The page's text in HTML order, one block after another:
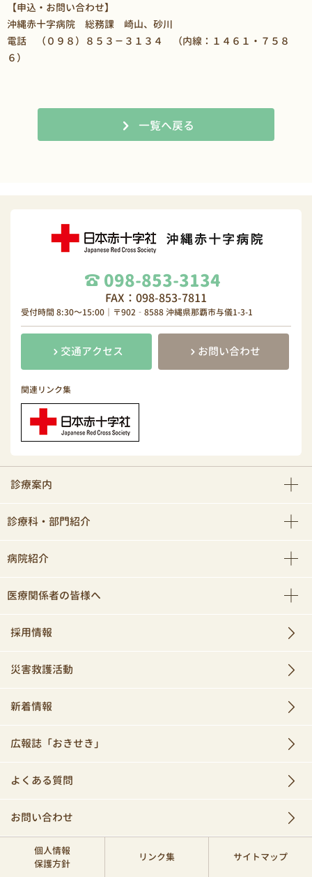
【申込・お問い合わせ】
沖縄赤十字病院 総務課 崎山、砂川
電話 （０９８）８５３－３１３４ （内線：１４６１・７５８
６）
一覧へ戻る
098-853-3134
FAX：098-853-7811
受付時間 8:30～15:00｜〒902‐8588 沖縄県那覇市与儀1-3-1
交通アクセス お問い合わせ
関連リンク集
診療案内
診療科・部門紹介
病院紹介
医療関係者の皆様へ
採用情報
災害救護活動
新着情報
広報誌「おきせき」
よくある質問
お問い合わせ
個人情報
保護方針
リンク集 サイトマップ